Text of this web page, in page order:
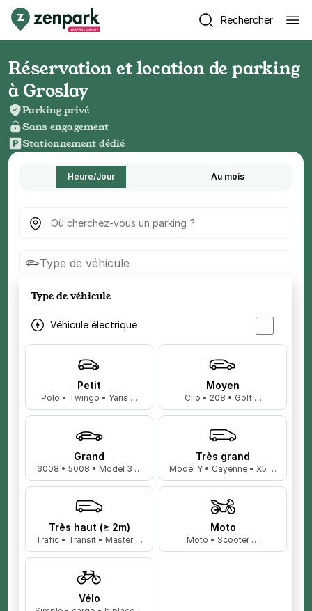
Rechercher
Réservation et location de parking
à Groslay
Parking privé
Sans engagement
Stationnement dédié
Heure/Jour Au mois
Où cherchez-vous un parking ?
Type de véhicule
Type de véhicule
Véhicule électrique
Petit
Polo • Twingo • Yaris …
Moyen
Clio • 208 • Golf …
Grand
3008 • 5008 • Model 3 …
Très grand
Model Y • Cayenne • X5 …
Très haut (≥ 2m)
Trafic • Transit • Master …
Moto
Moto • Scooter …
Vélo